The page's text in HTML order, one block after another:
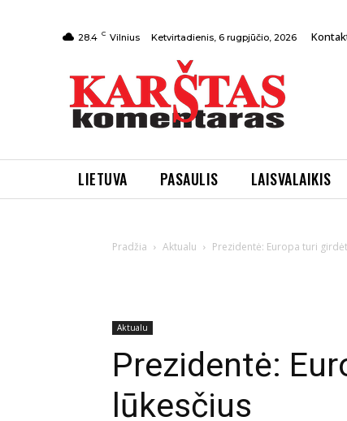
28.4 C Vilnius Ketvirtadienis, 6 rugpjūčio, 2026
LIETUVA PASAULIS LAISVALAIKIS
Pradžia Aktualu Prezidentė: Europa turi
Aktualu
Prezidentė:
lūkesčius